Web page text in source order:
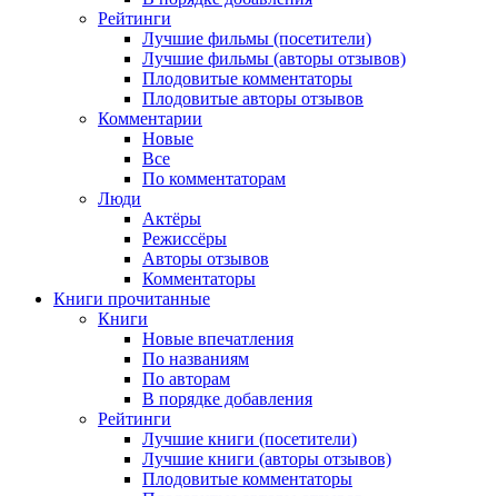
Рейтинги
Лучшие фильмы (посетители)
Лучшие фильмы (авторы отзывов)
Плодовитые комментаторы
Плодовитые авторы отзывов
Комментарии
Новые
Все
По комментаторам
Люди
Актёры
Режиссёры
Авторы отзывов
Комментаторы
Книги прочитанные
Книги
Новые впечатления
По названиям
По авторам
В порядке добавления
Рейтинги
Лучшие книги (посетители)
Лучшие книги (авторы отзывов)
Плодовитые комментаторы